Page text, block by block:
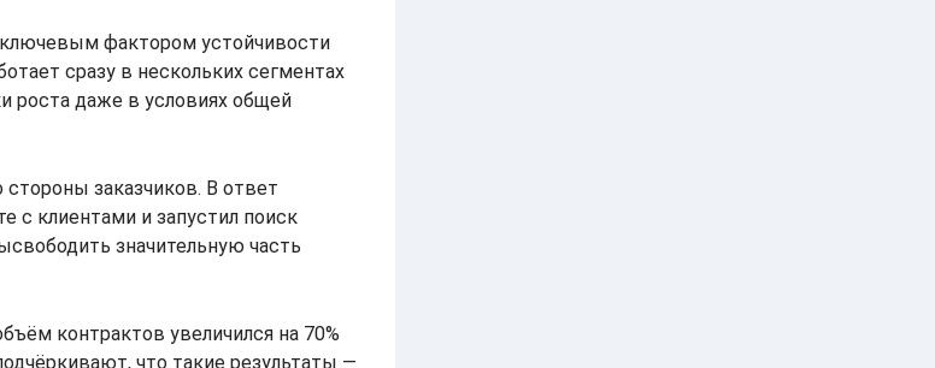
фактором устойчивости
сразу в нескольких сегментах
роста даже в условиях общей
заказчиков. В ответ
с клиентами и запустил поиск
значительную часть
контрактов увеличился на 70%
что такие результаты —